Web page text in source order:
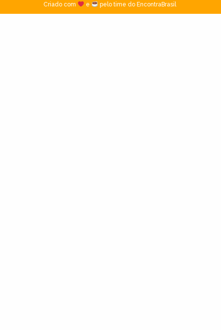
Criado com
e pelo time do EncontraBrasil